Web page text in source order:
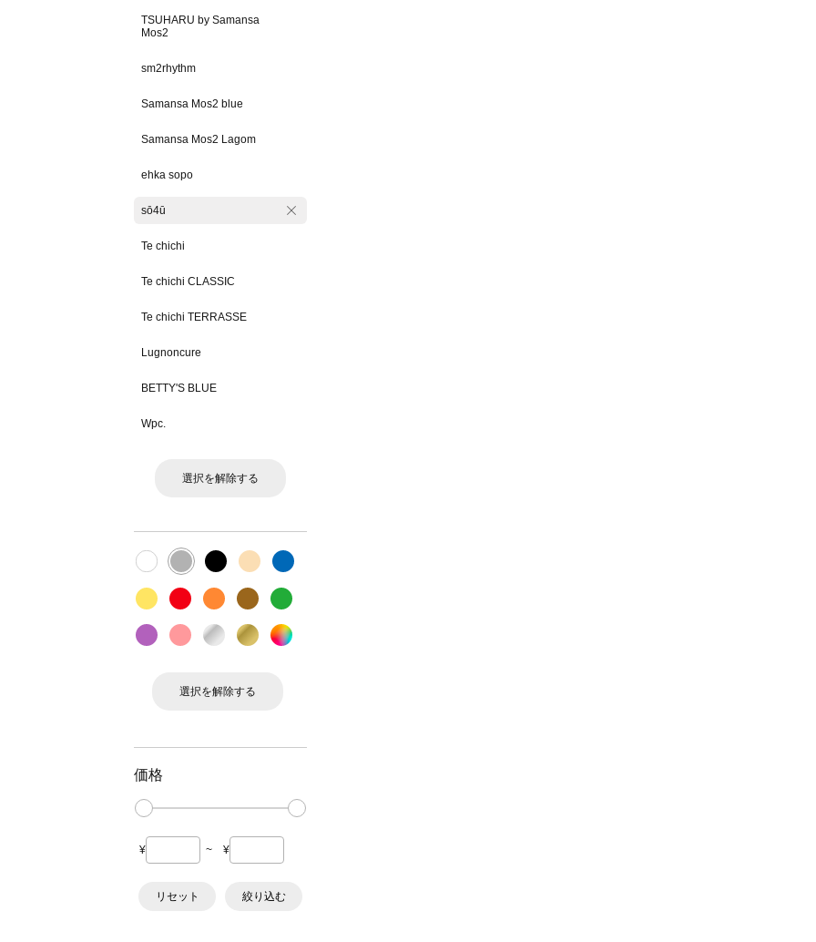
TSUHARU by Samansa
Mos2
sm2rhythm
Samansa Mos2 blue
Samansa Mos2 Lagom
ehka sopo
sō4ū
Te chichi
Te chichi CLASSIC
Te chichi TERRASSE
Lugnoncure
BETTY'S BLUE
Wpc.
選択を解除する
選択を解除する
価格
¥ ~ ¥
リセット 絞り込む